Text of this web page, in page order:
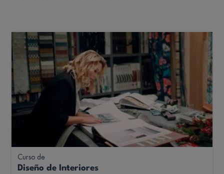
Curso de
Diseño de Interiores